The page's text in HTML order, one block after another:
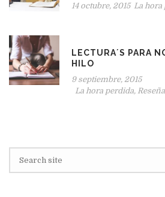
14 octubre, 2015 La hora
LECTURA´S PARA
HILO
9 septiembre, 2015
La hora perdida,